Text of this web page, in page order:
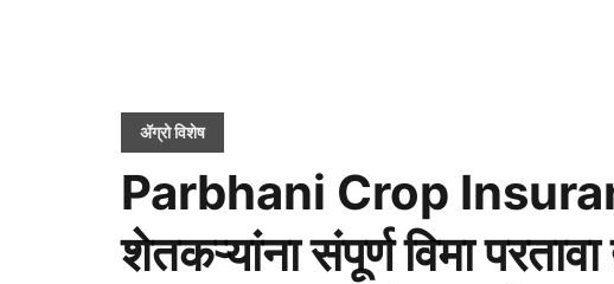
ॲग्रो विशेष
Parbhani Crop
शेतकऱ्यांना संपूर्ण विमा